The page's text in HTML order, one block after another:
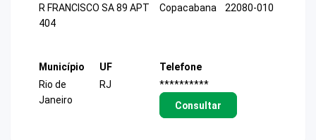
R FRANCISCO SA 89 APT
404
Copacabana
22080-010
Município
Rio de
Janeiro
UF
RJ
Telefone
**********
Consultar